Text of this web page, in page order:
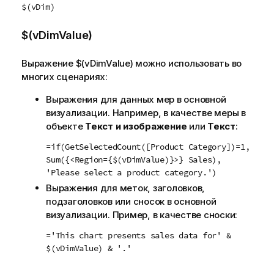
$(vDim)
$(vDimValue)
Выражение $(vDimValue) можно использовать во
многих сценариях:
Выражения для данных мер в основной
визуализации. Например, в качестве меры в
объекте Текст и изображение или Текст:
=if(GetSelectedCount([Product Category])=1,
Sum({<Region={$(vDimValue)}>} Sales),
'Please select a product category.')
Выражения для меток, заголовков,
подзаголовков или сносок в основной
визуализации. Пример, в качестве сноски:
='This chart presents sales data for' &
$(vDimValue) & '.'